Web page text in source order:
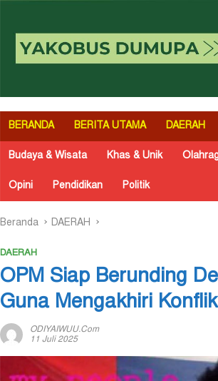
BERANDA BERITA UTAMA DAERAH
Budaya & Wisata Khas & Unik
Opini Pendidikan Politik
Beranda DAERAH
DAERAH
OPM Siap Berunding
Guna Mengakhiri
ODIYAIWUU.com
11 Juli 2025